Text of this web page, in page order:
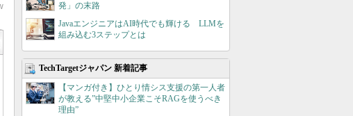
発」の末路
JavaエンジニアはAI時代でも輝ける LLMを
組み込む3ステップとは
TechTargetジャパン 新着記事
【マンガ付き】ひとり情シス支援の第一人者
が教える”中堅中小企業こそRAGを使うべき
理由”